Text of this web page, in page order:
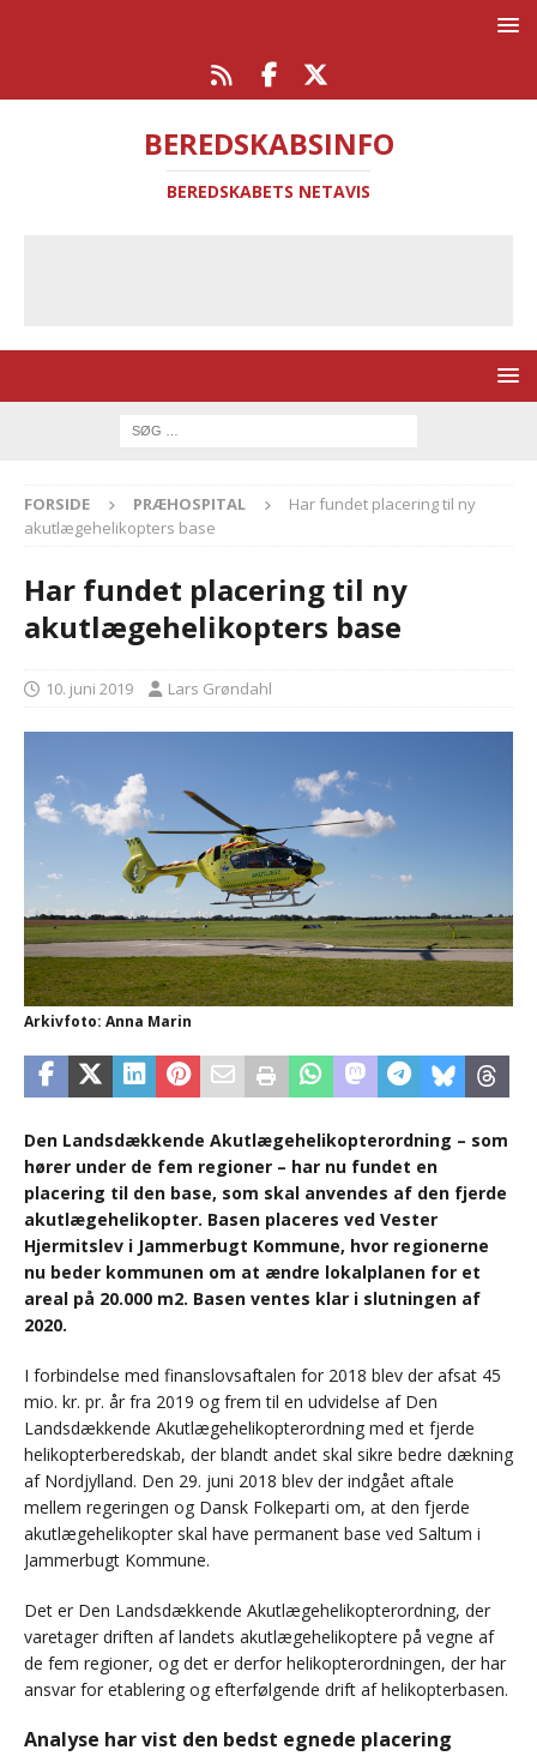
BEREDSKABSINFO
BEREDSKABETS NETAVIS
FORSIDE PRÆHOSPITAL
Har fundet placering til ny
akutlægehelikopters base
Har fundet placering til ny
akutlægehelikopters base
10. juni 2019 Lars Grøndahl
Arkivfoto: Anna Marin
Den Landsdækkende Akutlægehelikopterordning – som
hører under de fem regioner – har nu fundet en
placering til den base, som skal anvendes af den fjerde
akutlægehelikopter. Basen placeres ved Vester
Hjermitslev i Jammerbugt Kommune, hvor regionerne
nu beder kommunen om at ændre lokalplanen for et
areal på 20.000 m2. Basen ventes klar i slutningen af
2020.
I forbindelse med finanslovsaftalen for 2018 blev der afsat 45
mio. kr. pr. år fra 2019 og frem til en udvidelse af Den
Landsdækkende Akutlægehelikopterordning med et fjerde
helikopterberedskab, der blandt andet skal sikre bedre dækning
af Nordjylland. Den 29. juni 2018 blev der indgået aftale
mellem regeringen og Dansk Folkeparti om, at den fjerde
akutlægehelikopter skal have permanent base ved Saltum i
Jammerbugt Kommune.
Det er Den Landsdækkende Akutlægehelikopterordning, der
varetager driften af landets akutlægehelikoptere på vegne af
de fem regioner, og det er derfor helikopterordningen, der har
ansvar for etablering og efterfølgende drift af helikopterbasen.
Analyse har vist den bedst egnede placering